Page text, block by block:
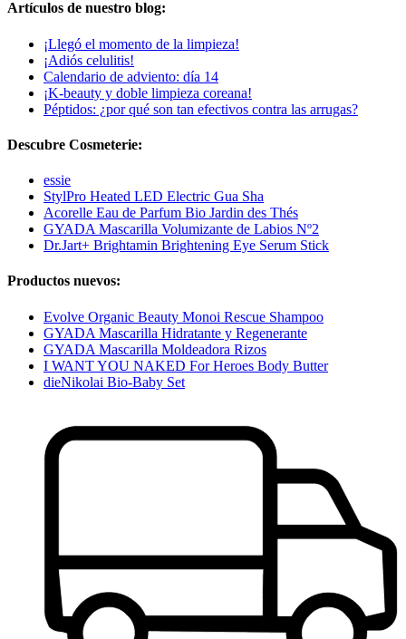
Artículos de nuestro blog:
¡Llegó el momento de la limpieza!
¡Adiós celulitis!
Calendario de adviento: día 14
¡K-beauty y doble limpieza coreana!
Péptidos: ¿por qué son tan efectivos contra las arrugas?
Descubre Cosmeterie:
essie
StylPro Heated LED Electric Gua Sha
Acorelle Eau de Parfum Bio Jardin des Thés
GYADA Mascarilla Volumizante de Labios Nº2
Dr.Jart+ Brightamin Brightening Eye Serum Stick
Productos nuevos:
Evolve Organic Beauty Monoi Rescue Shampoo
GYADA Mascarilla Hidratante y Regenerante
GYADA Mascarilla Moldeadora Rizos
I WANT YOU NAKED For Heroes Body Butter
dieNikolai Bio-Baby Set